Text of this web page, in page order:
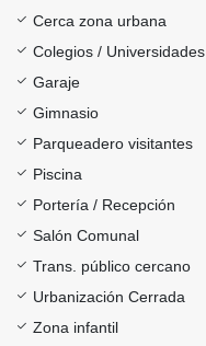
Cerca zona urbana
Colegios / Universidades
Garaje
Gimnasio
Parqueadero visitantes
Piscina
Portería / Recepción
Salón Comunal
Trans. público cercano
Urbanización Cerrada
Zona infantil